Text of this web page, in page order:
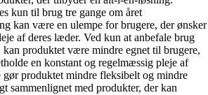
kun til brug tre gange om året
kan være en ulempe for brugere, der ønsker
af deres læder. Ved kun at anbefale brug
kan produktet være mindre egnet til brugere,
en konstant og regelmæssig pleje af
gør produktet mindre fleksibelt og mindre
sammenlignet med produkter, der kan